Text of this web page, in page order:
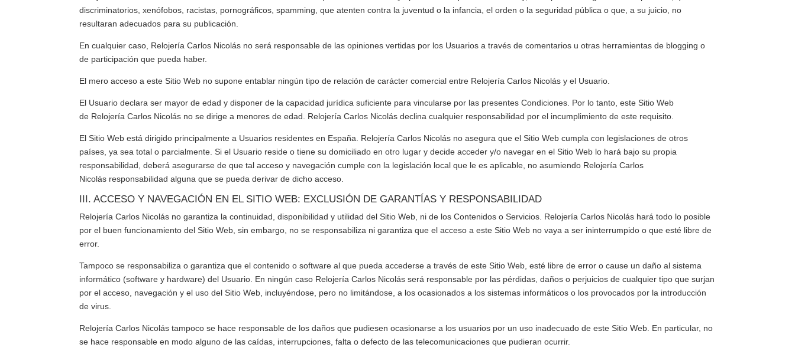
discriminatorios, xenófobos, racistas, pornográficos, spamming, que atenten contra la juventud o la infancia, el orden o la seguridad pública o que, a su juicio, no
resultaran adecuados para su publicación.
En cualquier caso, Relojería Carlos Nicolás no será responsable de las opiniones vertidas por los Usuarios a través de comentarios u otras herramientas de blogging o
de participación que pueda haber.
El mero acceso a este Sitio Web no supone entablar ningún tipo de relación de carácter comercial entre Relojería Carlos Nicolás y el Usuario.
El Usuario declara ser mayor de edad y disponer de la capacidad jurídica suficiente para vincularse por las presentes Condiciones. Por lo tanto, este Sitio Web
de Relojería Carlos Nicolás no se dirige a menores de edad. Relojería Carlos Nicolás declina cualquier responsabilidad por el incumplimiento de este requisito.
El Sitio Web está dirigido principalmente a Usuarios residentes en España Relojería Carlos Nicolás no asegura que el Sitio Web cumpla con legislaciones de otros
países, ya sea total o parcialmente. Si el Usuario reside o tiene su domiciliado en otro lugar y decide acceder y/o navegar en el Sitio Web lo hará bajo su propia
responsabilidad, deberá asegurarse de que tal acceso y navegación cumple con la legislación local que le es aplicable, no asumiendo Relojería Carlos
Nicolás responsabilidad alguna que se pueda derivar de dicho acceso.
III. ACCESO Y NAVEGACIÓN EN EL SITIO WEB: EXCLUSIÓN DE GARANTÍAS Y RESPONSABILIDAD
Relojería Carlos Nicolás no garantiza la continuidad, disponibilidad y utilidad del Sitio Web, ni de los Contenidos o Servicios. Relojería Carlos Nicolás hará todo lo posible
por el buen funcionamiento del Sitio Web, sin embargo, no se responsabiliza ni garantiza que el acceso a este Sitio Web no vaya a ser ininterrumpido o que esté libre de
error.
Tampoco se responsabiliza o garantiza que el contenido o software al que pueda accederse a través de este Sitio Web, esté libre de error o cause un daño al sistema
informático (software y hardware) del Usuario. En ningún caso Relojería Carlos Nicolás será responsable por las pérdidas, daños o perjuicios de cualquier tipo que surjan
por el acceso, navegación y el uso del Sitio Web, incluyéndose, pero no limitándose, a los ocasionados a los sistemas informáticos o los provocados por la introducción
de virus.
Relojería Carlos Nicolás tampoco se hace responsable de los daños que pudiesen ocasionarse a los usuarios por un uso inadecuado de este Sitio Web. En particular, no
se hace responsable en modo alguno de las caídas, interrupciones, falta o defecto de las telecomunicaciones que pudieran ocurrir.